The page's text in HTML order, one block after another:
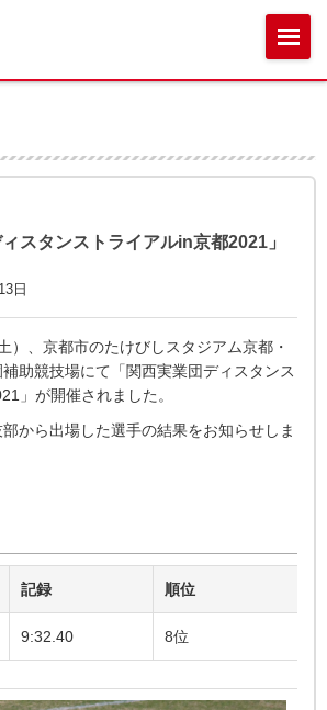
ィスタンストライアルin京都2021」
日
）、京都市のたけびしスタジアム京都・
助競技場にて「関西実業団ディスタンス
」が開催されました。
から出場した選手の結果をお知らせしま
記録 順位
9:32.40 8位